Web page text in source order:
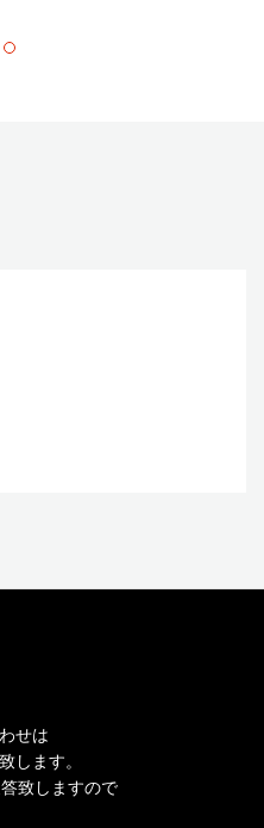
せは
します。
致しますので